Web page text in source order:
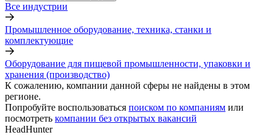
Все индустрии
Промышленное оборудование, техника, станки и
комплектующие
Оборудование для пищевой промышленности, упаковки и
хранения (производство)
К сожалению, компании данной сферы не найдены в этом
регионе.
Попробуйте воспользоваться поиском по компаниям или
посмотреть компании без открытых вакансий
HeadHunter